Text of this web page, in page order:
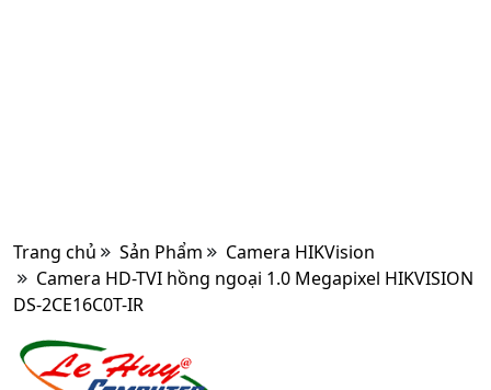
Trang chủ Sản Phẩm
Camera HIKVision
Camera HD-TVI hồng ngoại 1.0 Megapixel HIKVISION
DS-2CE16C0T-IR